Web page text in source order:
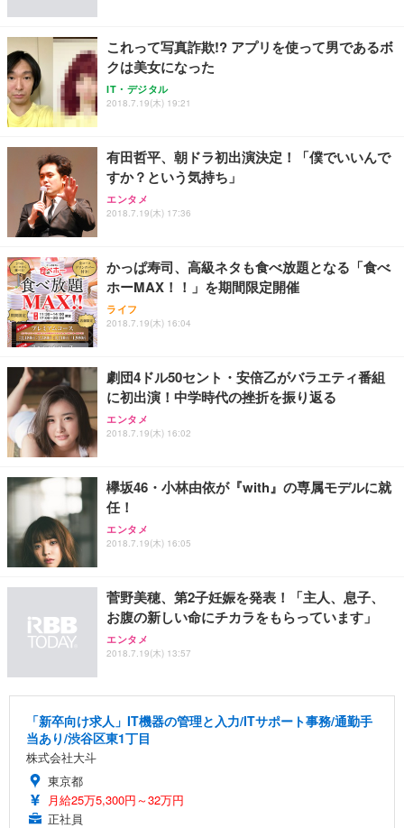
これって写真詐欺!? アプリを使って男であるボ
クは美女になった
IT・デジタル
2018.7.19(木) 19:21
有田哲平、朝ドラ初出演決定！「僕でいいんで
すか？という気持ち」
エンタメ
2018.7.19(木) 17:36
かっぱ寿司、高級ネタも食べ放題となる「食べ
ホーMAX！！」を期間限定開催
ライフ
2018.7.19(木) 16:04
劇団4ドル50セント・安倍乙がバラエティ番組
に初出演！中学時代の挫折を振り返る
エンタメ
2018.7.19(木) 16:02
欅坂46・小林由依が『with』の専属モデルに就
任！
エンタメ
2018.7.19(木) 16:05
菅野美穂、第2子妊娠を発表！「主人、息子、
お腹の新しい命にチカラをもらっています」
エンタメ
2018.7.19(木) 13:57
「新卒向け求人」IT機器の管理と入力/ITサポート事務/通勤手
当あり/渋谷区東1丁目
株式会社大斗
東京都
月給25万5,300円～32万円
正社員